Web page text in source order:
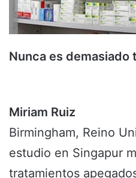
Nunca es
Miriam Ruiz
Birmingham, Reino
estudio en Singapur
tratamientos